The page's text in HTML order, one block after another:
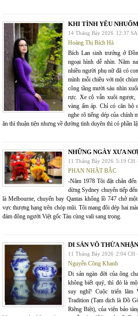
KHI TÌNH YÊU
14 Tháng Bảy 2026 12:37 SA
Hoàng Thị Bích Hà
Bích Lan sinh trưởng ở
ngoại hình dễ nhìn. Năm
nhiều người phụ nữ đã có
mình mỗi chiều với một
công tầng mười sáu nhìn
rực. Xe cộ vẫn xuôi ngược,
vàng ấm áp. Chỉ có căn hộ
nghe rõ tiếng dép của chính
ăn thì thuận tiện nhưng về đường tình duyên thì có phần
NHỮNG NGÀY XƯA
11 Tháng Bảy 2026 5:19 CH
PHAN NHẬT BẮC
-Năm 1978 Tôi đặt chân
dừng Sydney chuyển tiếp
là Melbourne, chuyến bay Qantas khổng lồ 747 chở
vực thượng hạng trên chóp mũi. Tôi mang đôi dép hai
đám đông người Việt gốc Tàu cùng vali sang trọng.
DI SẢN VÔ THỪA NHẬN
11 Tháng Bảy 2026 2:04 CH
Nguyễn Công Khanh
Di sản ngàn đời của ông
không biết quý, thì đó là
suy nghĩ! Cuộc triển lãm
Tradition (Tạm dịch là Đồ
Riêng Biệt), của viện bảo